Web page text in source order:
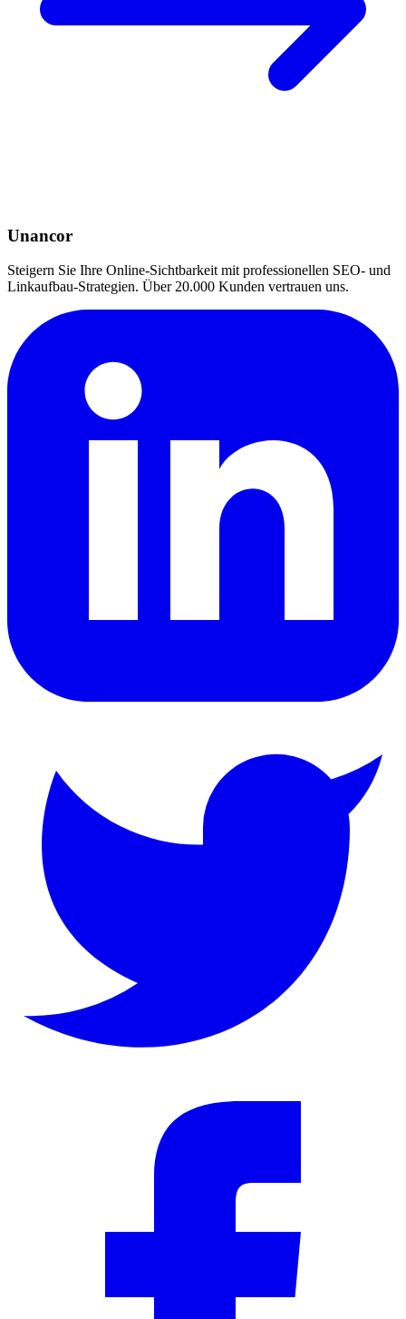
Unancor
Steigern Sie Ihre Online-Sichtbarkeit mit professionellen SEO- und
Linkaufbau-Strategien. Über 20.000 Kunden vertrauen uns.